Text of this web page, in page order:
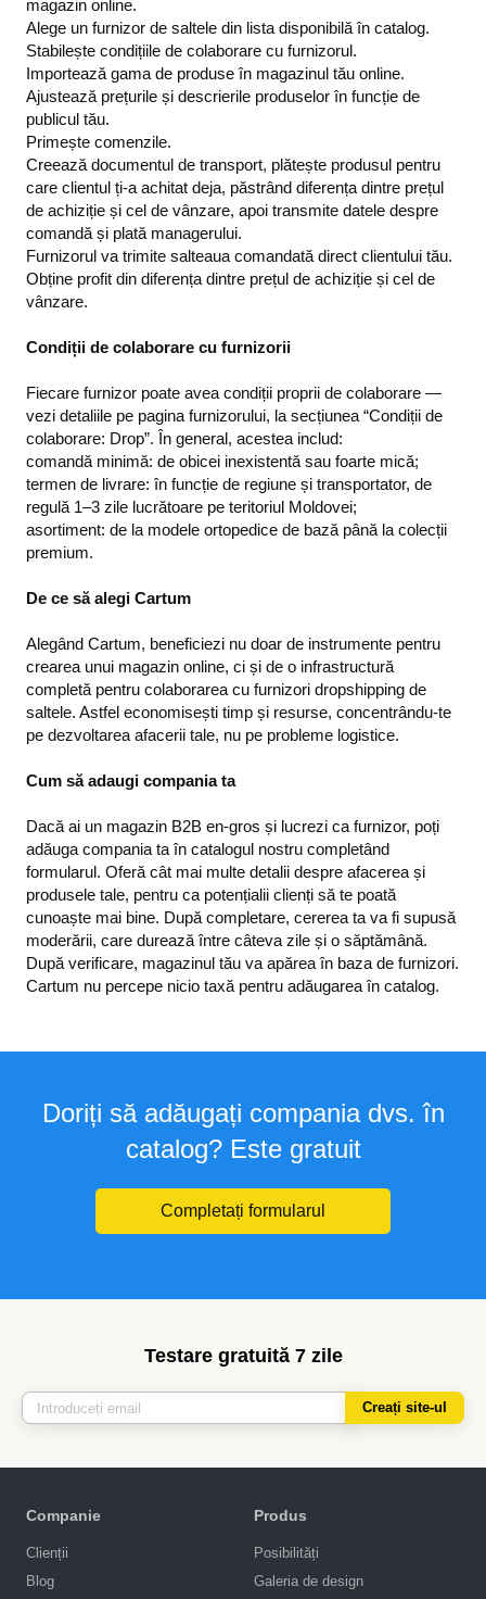
magazin online.
Alege un furnizor de saltele din lista disponibilă în catalog.
Stabilește condițiile de colaborare cu furnizorul.
Importează gama de produse în magazinul tău online.
Ajustează prețurile și descrierile produselor în funcție de
publicul tău.
Primește comenzile.
Creează documentul de transport, plătește produsul pentru
care clientul ți-a achitat deja, păstrând diferența dintre prețul
de achiziție și cel de vânzare, apoi transmite datele despre
comandă și plată managerului.
Furnizorul va trimite salteaua comandată direct clientului tău.
Obține profit din diferența dintre prețul de achiziție și cel de
vânzare.
Condiții de colaborare cu furnizorii
Fiecare furnizor poate avea condiții proprii de colaborare —
vezi detaliile pe pagina furnizorului, la secțiunea “Condiții de
colaborare: Drop”. În general, acestea includ:
comandă minimă: de obicei inexistentă sau foarte mică;
termen de livrare: în funcție de regiune și transportator, de
regulă 1–3 zile lucrătoare pe teritoriul Moldovei;
asortiment: de la modele ortopedice de bază până la colecții
premium.
De ce să alegi Cartum
Alegând Cartum, beneficiezi nu doar de instrumente pentru
crearea unui magazin online, ci și de o infrastructură
completă pentru colaborarea cu furnizori dropshipping de
saltele. Astfel economisești timp și resurse, concentrându-te
pe dezvoltarea afacerii tale, nu pe probleme logistice.
Cum să adaugi compania ta
Dacă ai un magazin B2B en-gros și lucrezi ca furnizor, poți
adăuga compania ta în catalogul nostru completând
formularul. Oferă cât mai multe detalii despre afacerea și
produsele tale, pentru ca potențialii clienți să te poată
cunoaște mai bine. După completare, cererea ta va fi supusă
moderării, care durează între câteva zile și o săptămână.
După verificare, magazinul tău va apărea în baza de furnizori.
Cartum nu percepe nicio taxă pentru adăugarea în catalog.
Doriți să adăugați compania dvs. în
catalog? Este gratuit
Completați formularul
Testare gratuită 7 zile
Creați site-ul
Companie
Clienții
Blog
Produs
Posibilități
Galeria de design